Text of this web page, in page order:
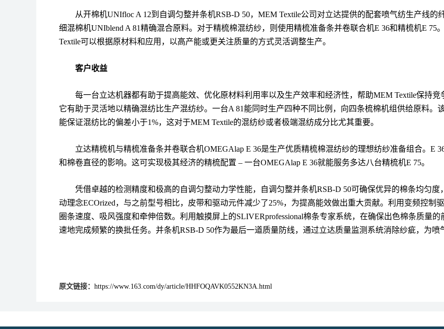
从开棉机UNIfloc A 12到自调匀整并条机RSB-D 50， MEM Textile公司对立达提供的配套喷气纺生产线的
细混棉机UNIblend A 81精确混合原料。对于精梳棉混纺纱，则使用精梳准备条并卷联合机E 36和精梳机E 75
Textile可以根据原材料和应用，以高产能或更关注质量的方式灵活调整生产。
客户收益
每一台立达机器都有助于提高能效、优化原材料利用率以及生产效率和经济性，帮助MEM Textile保持竞
它有助于灵活地以精确混纺比生产混纺纱。一台A 81 能同时生产四种不同比例，向四条梳棉机组供给原料。
能保证混纺比的偏差小于1%，这对于MEM Textile的混纺纱或者极端混纺成分比尤其重要。
立达精梳机与精梳准备条并卷联合机OMEGAlap E 36是生产优质精梳棉混纺纱的理想纺纱准备组合。 E
和棉卷直径的影响。这可实现极其经济的精梳配置 ‒ 一台OMEGAlap E 36就能服务多达八台精梳机E 75。
凭借卓越的检测精度和极高的自调匀整动力学性能，自调匀整并条机RSB-D 50可确保优异的棉条均匀度
动理念ECOrized，与之前型号相比，皮带和驱动元件减少了25%，为提高能效做出重大贡献。利用变频控制
圈条速度、吸风强度和牵伸倍数。利用触摸屏上的SLIVERprofessional棉条专家系统，在确保出色棉条质量
速地完成频繁的换批任务。并条机RSB-D 50作为最后一道质量防线，通过立达质量监测系统消除纱疵，为喷
原文链接： https://www.163.com/dy/article/HHFOQAVK0552KN3A.html